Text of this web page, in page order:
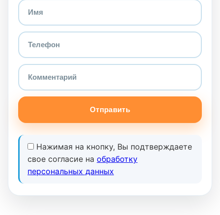
Отправить
Нажимая на кнопку, Вы подтверждаете
свое согласие на обработку
персональных данных